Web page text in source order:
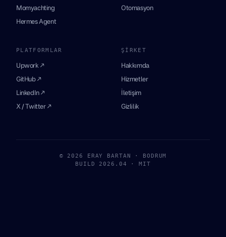
Momyachting
Hermes Agent
Otomasyon
PLATFORMLAR
Upwork ↗
GitHub ↗
LinkedIn ↗
X / Twitter ↗
ŞIRKET
Hakkımda
Hizmetler
İletişim
Gizlilik
© 2026 ERAY BARTAN · BODRUM
BUILD 2026.04 · MIT